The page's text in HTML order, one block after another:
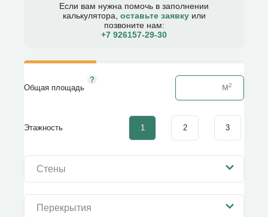
Если вам нужна помочь в заполнении
калькулятора, оставьте заявку или
позвоните нам:
+7 926157-29-30​
Общая площадь
Этажность 1 2 3
Стены
Перекрытия